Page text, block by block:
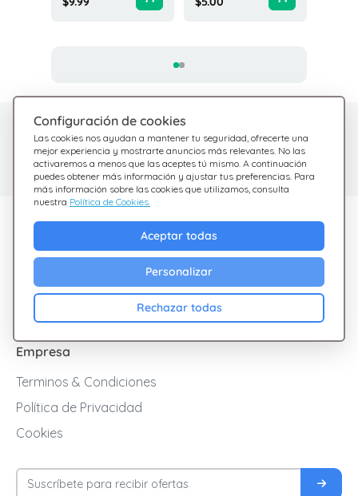
Configuración de cookies
Las cookies nos ayudan a mantener tu seguridad, ofrecerte una
mejor experiencia y mostrarte anuncios más relevantes. No las
activaremos a menos que las aceptes tú mismo. A continuación
puedes obtener más información y ajustar tus preferencias. Para
más información sobre las cookies que utilizamos, consulta
nuestra Política de Cookies.
Aceptar todas
Personalizar
Rechazar todas
¿Tienes dudas?
Estamos aquí para
ayudarte
Consulta nuestras
preguntas frecuentes
Descubre Giftsy
Ofertas
Cashback
Empresa
Terminos & Condiciones
Política de Privacidad
Cookies